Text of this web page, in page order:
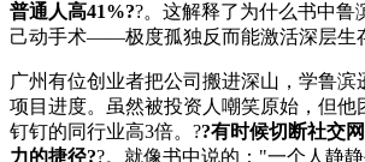
普通人高41%??。这解释了为什么书中鲁
己动手术——极度孤独反而能激活深层生
广州有位创业者把公司搬进深山，学鲁滨
项目进度。虽然被投资人嘲笑原始，但他
钉钉的同行业高3倍。??有时候切断社交
力的捷径??。就像书中说的："一个人静